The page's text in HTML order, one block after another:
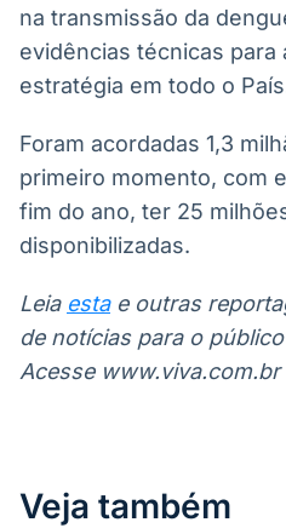
na transmissão da
evidências técnicas para
estratégia em todo o
Foram acordadas 1,3
primeiro momento, com
fim do ano, ter 25
disponibilizadas.
Leia estae outras
de notícias para o
Acesse www.viva.com.br
Veja também